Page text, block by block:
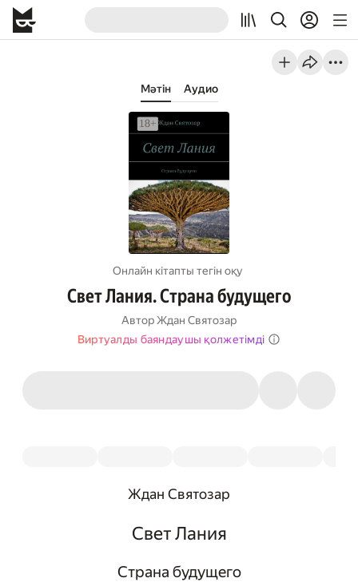
Мәтін Аудио
Онлайн кітапты тегін оқу
Свет Лания. Страна будущего
АвторЖдан Святозар
Виртуалды баяндаушы қолжетімді
Ждан Святозар
Свет Лания
Страна будущего